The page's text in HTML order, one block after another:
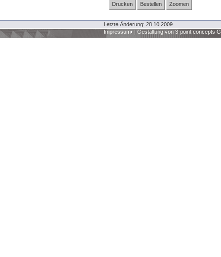
Drucken Bestellen Zoomen
Letzte Änderung: 28.10.2009
Impressum
Gestaltung von 3-point concepts